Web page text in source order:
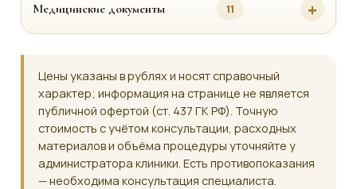
Медицинские документы 11
Цены указаны в рублях и носят справочный
характер; информация на странице не является
публичной офертой (ст. 437 ГК РФ). Точную
стоимость с учётом консультации, расходных
материалов и объёма процедуры уточняйте у
администратора клиники. Есть противопоказания
— необходима консультация специалиста.